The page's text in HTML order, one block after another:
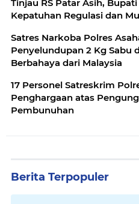
Tinjau RS Patar Asih,
Kepatuhan Regulasi dan
Satres Narkoba Polres
Penyelundupan 2 Kg Sabu
Berbahaya dari Malaysia
17 Personel Satreskrim
Penghargaan atas
Pembunuhan
Berita Terpopuler